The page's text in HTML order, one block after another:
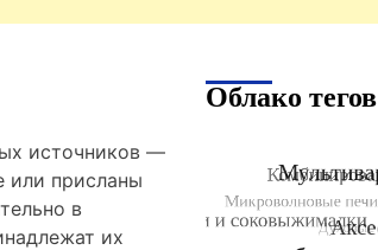
источников —
или присланы
в
их
Облако тегов